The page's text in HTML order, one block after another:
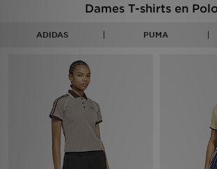
Dames T-shirts en
ADIDAS PUMA
Collecties